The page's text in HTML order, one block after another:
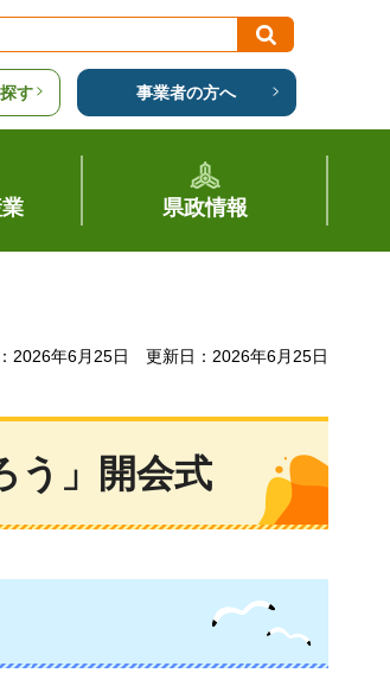
す 事業者の方へ
県政情報
2026年6月25日 更新日：2026年6月25日
」開会式